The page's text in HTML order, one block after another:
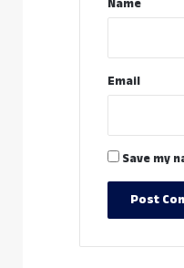
Name
Email
Save my